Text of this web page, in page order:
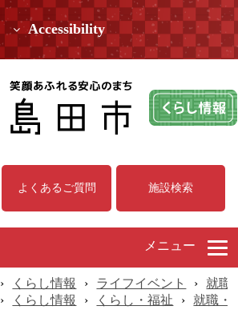
Accessibility
よくあるご質問 施設検索
メニュー
› くらし情報 › ライフイベント ›
就職
› くらし情報 › くらし・福祉 › 就職・